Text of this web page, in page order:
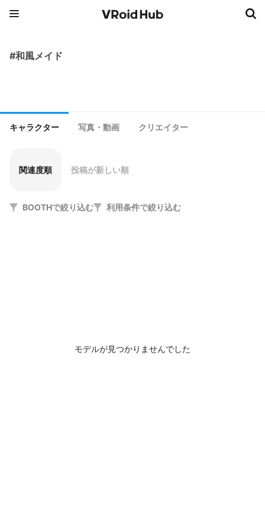
#和風メイド
キャラクター 写真・動画 クリエイター
関連度順 投稿が新しい順
BOOTHで絞り込む 利用条件で絞り込む
モデルが見つかりませんでした